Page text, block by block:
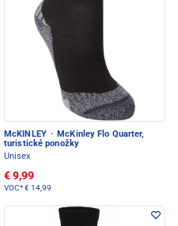
McKINLEY · McKinley Flo Quarter,
turistické ponožky
Unisex
€ 9,99
VOC*€ 14,99